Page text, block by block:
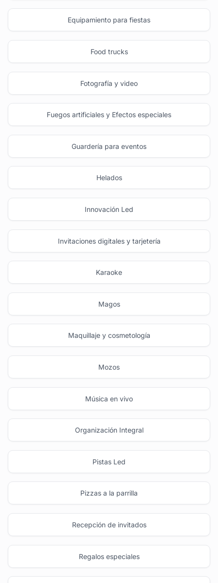
Equipamiento para fiestas
Food trucks
Fotografía y video
Fuegos artificiales y Efectos especiales
Guardería para eventos
Helados
Innovación Led
Invitaciones digitales y tarjetería
Karaoke
Magos
Maquillaje y cosmetología
Mozos
Música en vivo
Organización Integral
Pistas Led
Pizzas a la parrilla
Recepción de invitados
Regalos especiales